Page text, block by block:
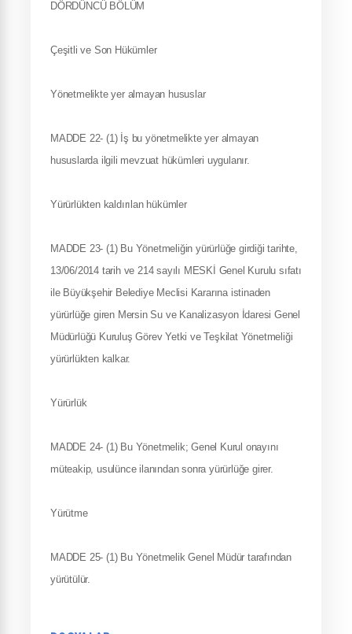
DÖRDÜNCÜ BÖLÜM
Çeşitli ve Son Hükümler
Yönetmelikte yer almayan hususlar
MADDE 22- (1) İş bu yönetmelikte yer almayan
hususlarda ilgili mevzuat hükümleri uygulanır.
Yürürlükten kaldırılan hükümler
MADDE 23- (1) Bu Yönetmeliğin yürürlüğe girdiği tarihte,
13/06/2014 tarih ve 214 sayılı MESKİ Genel Kurulu sıfatı
ile Büyükşehir Belediye Meclisi Kararına istinaden
yürürlüğe giren Mersin Su ve Kanalizasyon İdaresi Genel
Müdürlüğü Kuruluş Görev Yetki ve Teşkilat Yönetmeliği
yürürlükten kalkar.
Yürürlük
MADDE 24- (1) Bu Yönetmelik; Genel Kurul onayını
müteakip, usulünce ilanından sonra yürürlüğe girer.
Yürütme
MADDE 25- (1) Bu Yönetmelik Genel Müdür tarafından
yürütülür.